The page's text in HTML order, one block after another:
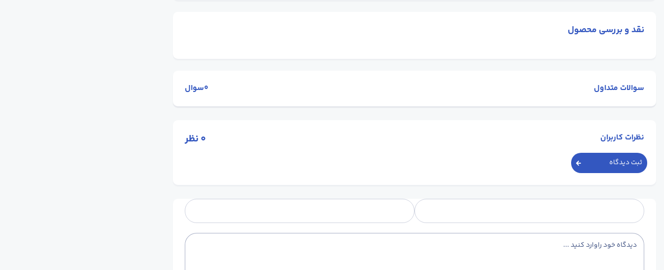
نقد و بررسی محصول
سوالات متداول 0سوال
نظرات کاربران 0نظر
ثبت دیدگاه